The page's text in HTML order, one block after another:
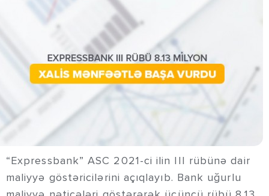
“Expressbank” ASC 2021-ci ilin III rübünə dair
maliyyə göstəricilərini açıqlayıb. Bank uğurlu